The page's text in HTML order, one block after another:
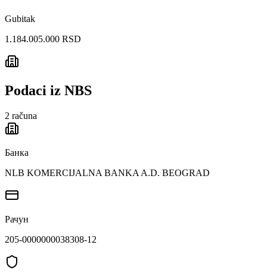
Gubitak
1.184.005.000 RSD
Podaci iz NBS
2 računa
Банка
NLB KOMERCIJALNA BANKA A.D. BEOGRAD
Рачун
205-0000000038308-12